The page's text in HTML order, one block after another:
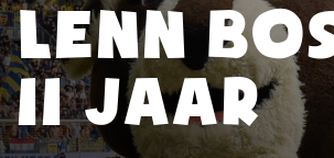
LENN
11 JAAR